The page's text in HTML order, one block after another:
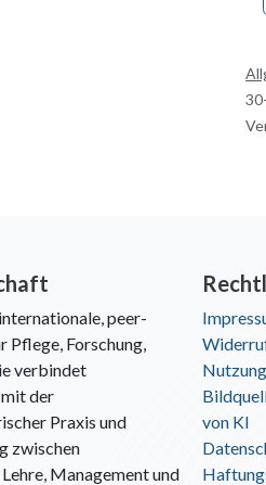
peer-
Forschung,
verbindet
der
Praxis und
zwischen
Management und
von KI